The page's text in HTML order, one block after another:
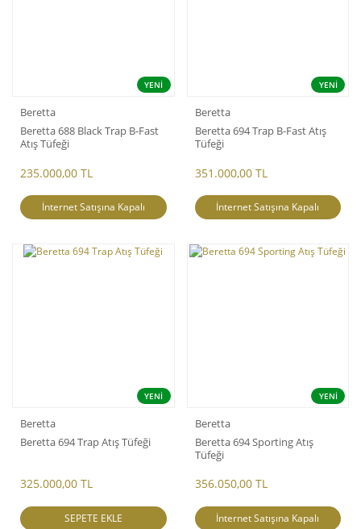
YENİ
Beretta
Beretta 688 Black Trap B-Fast
Atış Tüfeği
235.000,00 TL
İnternet Satışına Kapalı
YENİ
Beretta
Beretta 694 Trap B-Fast Atış
Tüfeği
351.000,00 TL
İnternet Satışına Kapalı
YENİ
Beretta
Beretta 694 Trap Atış Tüfeği
325.000,00 TL
SEPETE EKLE
YENİ
Beretta
Beretta 694 Sporting Atış
Tüfeği
356.050,00 TL
İnternet Satışına Kapalı